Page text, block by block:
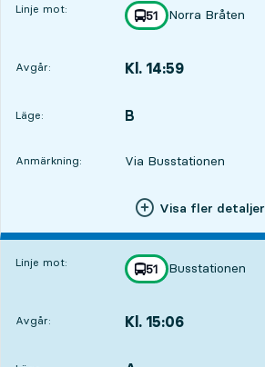
Linje mot: linje
51
mot
Norra Bråten
,
Avgår: Kl. 14:59
Läge:
LÄGE, B
,
Anmärkning: Via Busstationen
Visa fler detaljer
Linje mot: linje
51
mot
Busstationen
,
Avgår: Kl. 15:06